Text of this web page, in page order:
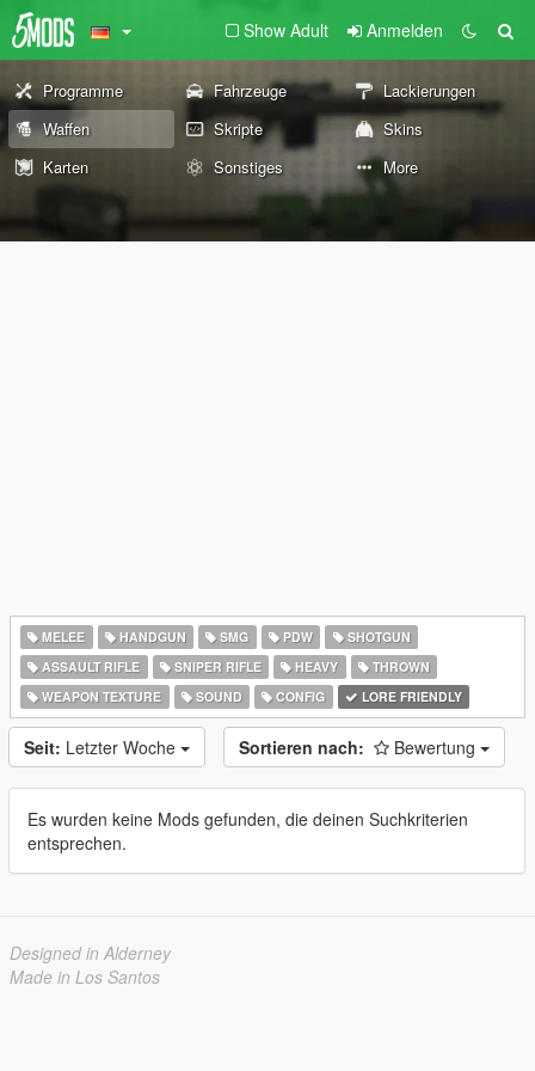
Show Adult Anmelden
Programme Fahrzeuge
Lackierungen
Waffen
Skripte
Skins
Karten
Sonstiges More
MELEE HANDGUN SMG PDW
SHOTGUN
ASSAULT RIFLE
SNIPER RIFLE HEAVY
THROWN
WEAPON TEXTURE
SOUND CONFIG LORE FRIENDLY
Seit: Letzter Woche Sortieren nach: Bewertung
Es wurden keine Mods gefunden, die deinen Suchkriterien
entsprechen.
Designed in Alderney
Made in Los Santos